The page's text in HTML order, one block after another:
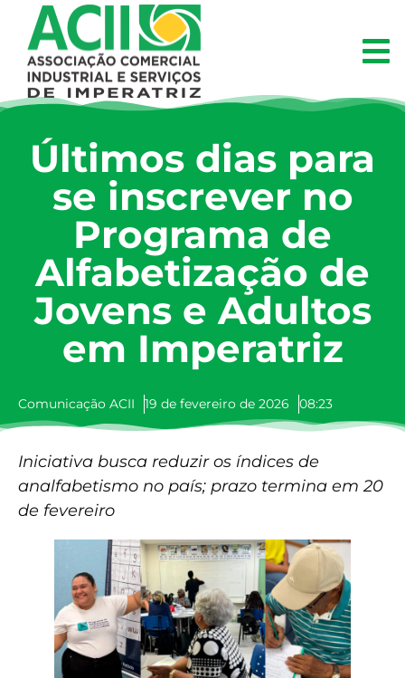
Últimos dias para
se inscrever no
Programa de
Alfabetização de
Jovens e Adultos
em Imperatriz
Comunicação ACII 19 de fevereiro de 2026 08:23
Iniciativa busca reduzir os índices de
analfabetismo no país; prazo termina em 20
de fevereiro